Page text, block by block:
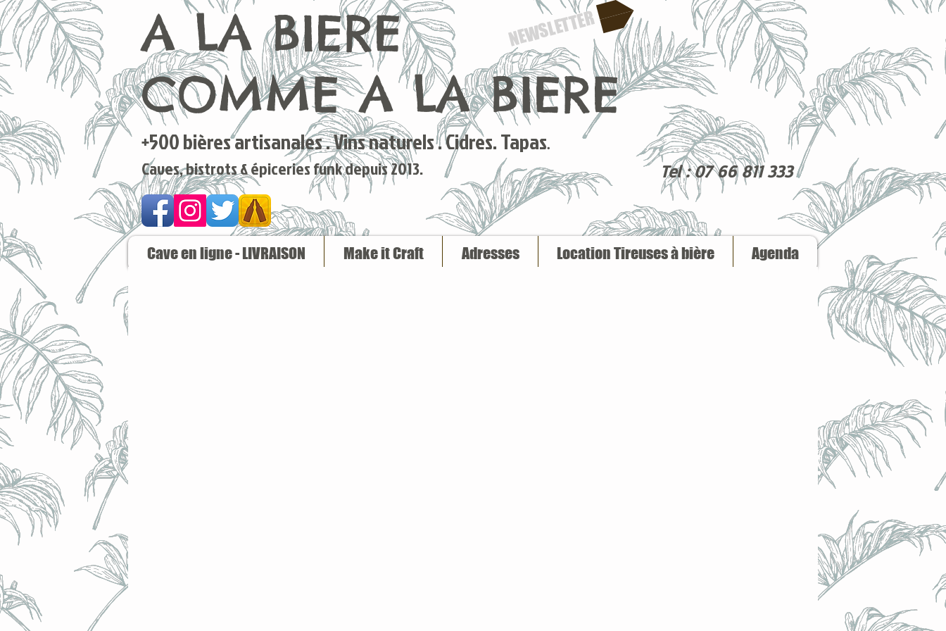
+500 bières artisanales . Vins naturels . Cidres. Tapas.
Caves, bistrots & épiceries funk depuis 2013.
A LA BIERE
COMME A LA BIERE
NEWSLETTER
Tel : 07 66 811 333
Cave en ligne - LIVRAISON Make it Craft Adresses Location Tireuses à bière Agenda